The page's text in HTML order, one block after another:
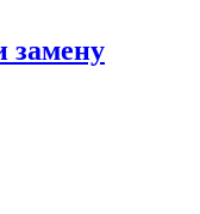
замену